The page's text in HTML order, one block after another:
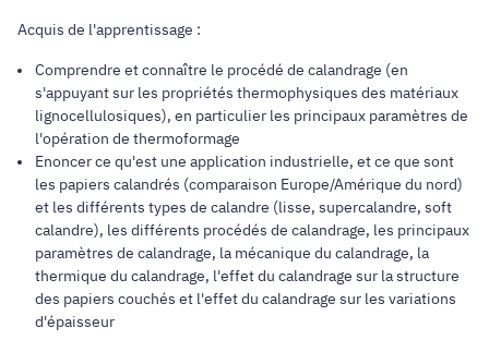
Acquis de l'apprentissage :
Comprendre et connaître le procédé de calandrage (en
s'appuyant sur les propriétés thermophysiques des matériaux
lignocellulosiques), en particulier les principaux paramètres de
l'opération de thermoformage
Enoncer ce qu'est une application industrielle, et ce que sont
les papiers calandrés (comparaison Europe/Amérique du nord)
et les différents types de calandre (lisse, supercalandre, soft
calandre), les différents procédés de calandrage, les principaux
paramètres de calandrage, la mécanique du calandrage, la
thermique du calandrage, l'effet du calandrage sur la structure
des papiers couchés et l'effet du calandrage sur les variations
d'épaisseur